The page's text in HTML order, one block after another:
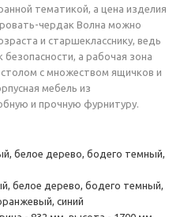
тематикой, а цена изделия
чердак Волна можно
и старшекласснику, ведь
а рабочая зона
с множеством ящичков и
мебель из
и прочную фурнитуру.
белое дерево, бодего темный,
белое дерево, бодего темный,
синий